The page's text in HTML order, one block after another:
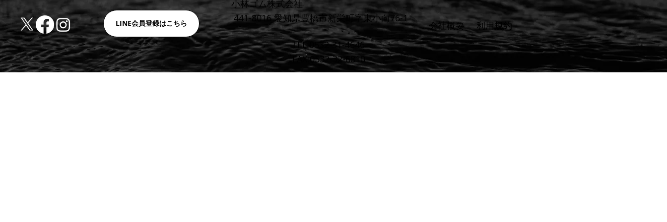
LINE会員登録はこちら
小林ゴム株式会社
441-8016 愛知県豊橋市新栄町字東小向76-1
TEL:0532-31-4646
FAX:0532-32-6810
​会社概要 ​利用規約